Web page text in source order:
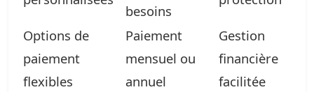
besoins
Options de
paiement
flexibles
Paiement
mensuel ou
annuel
Gestion
financière
facilitée